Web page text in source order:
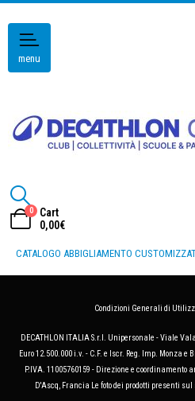
menu
0
Cart
0,00€
CATALOGO ABBIGLIAMENTO
Condizioni Generali di
DECATHLON ITALIA S.r.l. Unipersonale - Viale
Euro 12.500.000 i.v. - C.F. e Iscr. Reg. Imp. Monza e
P.IVA. 11005760159 - Direzione e coordinamento
D'Ascq, Francia Le foto dei prodotti presenti